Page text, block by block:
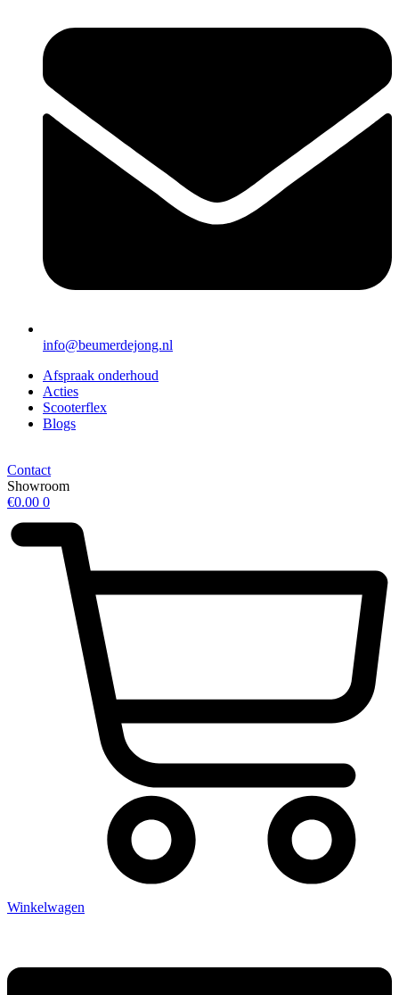
info@beumerdejong.nl
Afspraak onderhoud
Acties
Scooterflex
Blogs
Contact
Showroom
€0.00 0
Winkelwagen